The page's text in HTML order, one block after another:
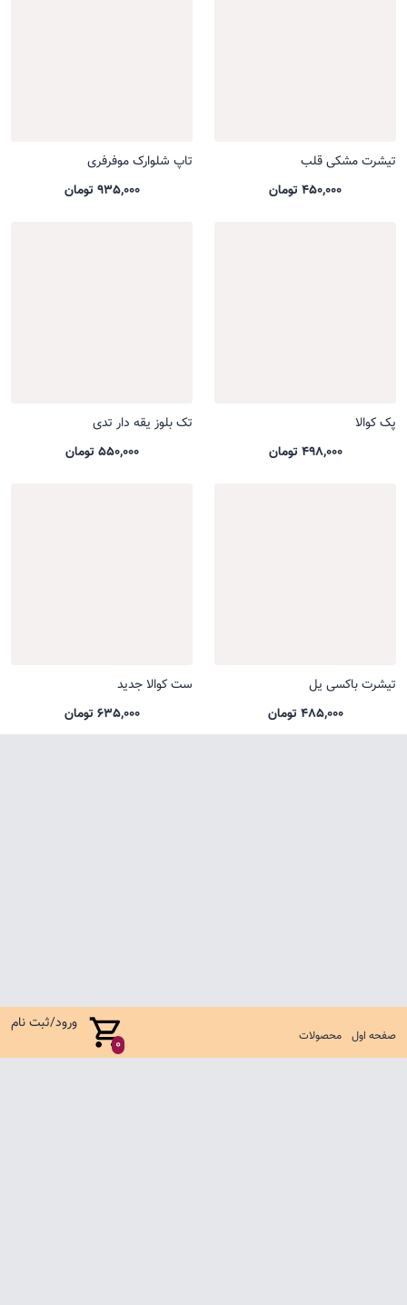
صفحه اول محصولات 0
ورود/ثبت نام
تیشرت مشکی قلب
450,000 تومان
تاپ شلوارک موفرفری
935,000 تومان
پک کوالا
498,000 تومان
تک بلوز یقه دار تدی
550,000 تومان
تیشرت باکسی یل
485,000 تومان
ست کوالا جدید
635,000 تومان